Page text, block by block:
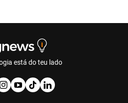
está do teu lado